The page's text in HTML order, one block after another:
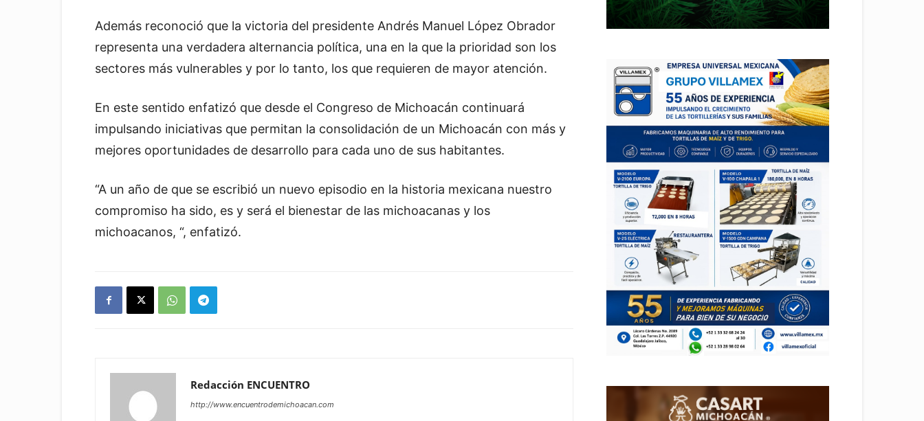
Además reconoció que la victoria del presidente Andrés Manuel López Obrador
representa una verdadera alternancia política, una en la que la prioridad son los
sectores más vulnerables y por lo tanto, los que requieren de mayor atención.
En este sentido enfatizó que desde el Congreso de Michoacán continuará
impulsando iniciativas que permitan la consolidación de un Michoacán con más y
mejores oportunidades de desarrollo para cada uno de sus habitantes.
“A un año de que se escribió un nuevo episodio en la historia mexicana nuestro
compromiso ha sido, es y será el bienestar de las michoacanas y los
michoacanos, “, enfatizó.
Redacción ENCUENTRO
http://www.encuentrodemichoacan.com